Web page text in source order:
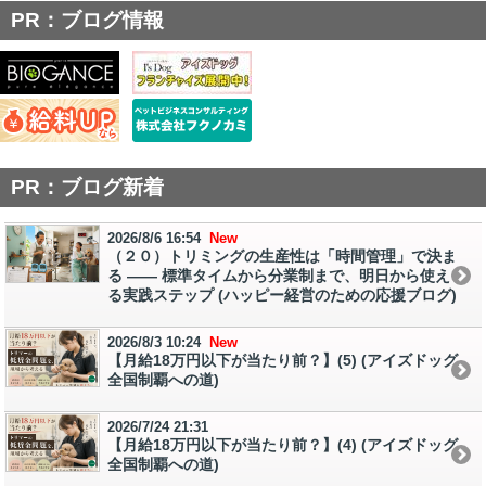
PR：ブログ情報
PR：ブログ新着
2026/8/6 16:54 New
（２０）トリミングの生産性は「時間管理」で決ま
る ―― 標準タイムから分業制まで、明日から使え
る実践ステップ (ハッピー経営のための応援ブログ)
2026/8/3 10:24 New
【月給18万円以下が当たり前？】(5) (アイズドッグ
全国制覇への道)
2026/7/24 21:31
【月給18万円以下が当たり前？】(4) (アイズドッグ
全国制覇への道)